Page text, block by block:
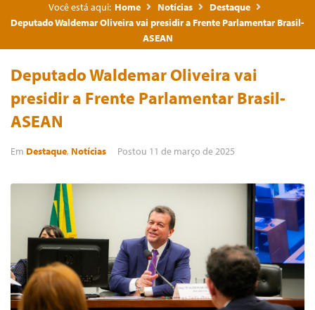
Você está aqui: Home Notícias
Destaque
Deputado Waldemar Oliveira vai presidir a Frente Parlamentar Brasil-
ASEAN
Deputado Waldemar Oliveira vai
presidir a Frente Parlamentar Brasil-
ASEAN
Em Destaque, Notícias Postou 11 de março de 2025